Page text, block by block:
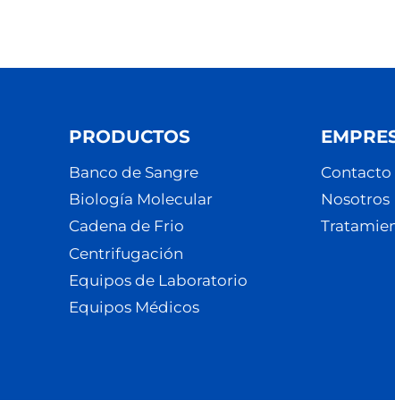
PRODUCTOS
Banco de Sangre
Biología Molecular
Cadena de Frio
Centrifugación
Equipos de Laboratorio
Equipos Médicos
Contacto
Nosotros